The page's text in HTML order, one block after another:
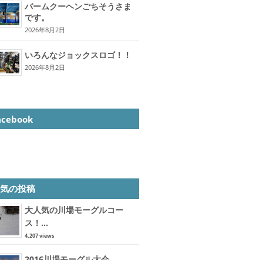
バームクーヘンごちそうさま
です。
2026年8月2日
いろんなジョックスロゴ！！
2026年8月2日
の投稿
大人気の川場モーグルコー
ス！...
4,207 views